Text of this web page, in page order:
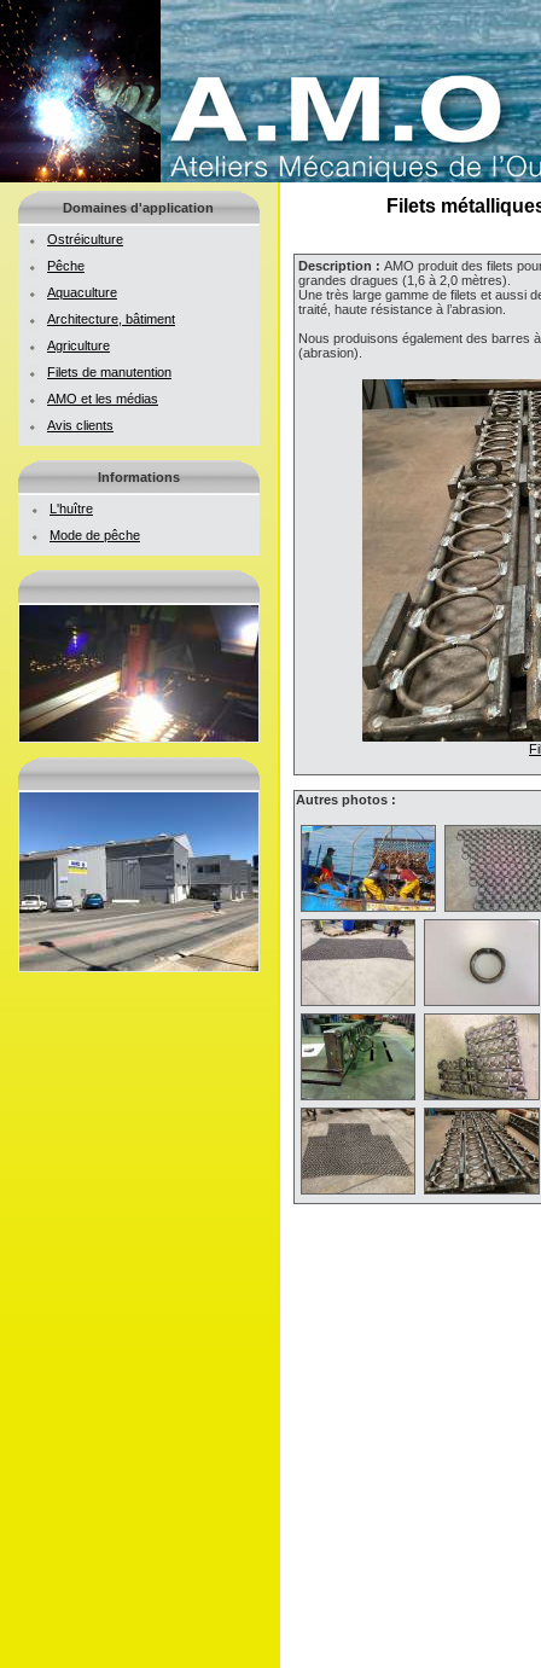
Domaines d'application
Ostréiculture
Pêche
Aquaculture
Architecture, bâtiment
Agriculture
Filets de manutention
AMO et les médias
Avis clients
Informations
L'huître
Mode de pêche
Filets
Description : AMO produit des filets
grandes dragues (1,6 à 2,0 mètres).
Une très large gamme de filets et aussi
traité, haute résistance à l’abrasion.
Nous produisons également des barres
(abrasion).
Autres photos :